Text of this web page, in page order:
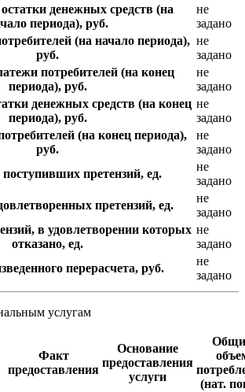
денежных средств (на
периода), руб.
не
задано
(на начало периода),
руб.
не
задано
потребителей (на конец
периода), руб.
не
задано
денежных средств (на конец
периода), руб.
не
задано
(на конец периода),
руб.
не
задано
претензий, ед.
не
задано
претензий, ед.
не
задано
в удовлетворении которых
отказано, ед.
не
задано
перерасчета, руб.
не
задано
услугам
Факт
предоставления
Основание
предоставления
услуги
(нат.